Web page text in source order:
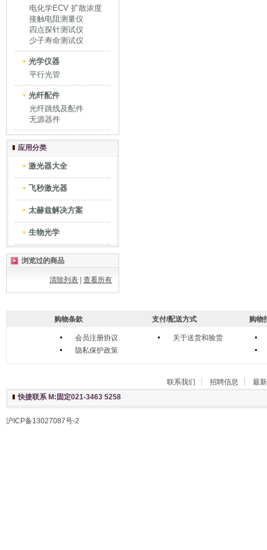
电化学ECV 扩散浓度
接触电阻测量仪
四点探针测试仪
少子寿命测试仪
光学仪器
平行光管
光纤配件
光纤跳线及配件
无源器件
应用分类
激光器大全
飞秒激光器
太赫兹解决方案
生物光学
浏览过的商品
清除列表 查看所有
购物条款
会员注册协议
隐私保护政策
支付/配送方式
关于送货和验货
购物
联系我们 招聘信息
最
快捷联系 M:固定021-3463 5258
沪ICP备13027087号-2